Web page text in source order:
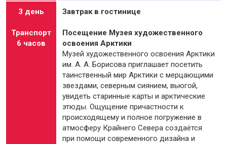
3 день
Транспорт
6 часов
Завтрак в гостинице
Посещение Музея художественного
освоения Арктики
Музей художественного освоения Арктики
им. А. А. Борисова приглашает посетить
таинственный мир Арктики с мерцающими
звездами, северным сиянием, вьюгой,
увидеть старинные карты и арктические
этюды. Ощущение причастности к
происходящему и полное погружение в
атмосферу Крайнего Севера создаётся
при помощи современного дизайна и